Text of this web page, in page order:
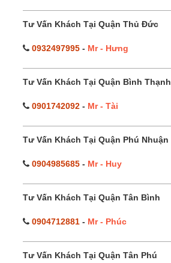
Tư Vấn Khách Tại Quận Thủ Đức
0932497995 - Mr - Hưng
Tư Vấn Khách Tại Quận Bình Thạnh
0901742092 - Mr - Tài
Tư Vấn Khách Tại Quận Phú Nhuận
0904985685 - Mr - Huy
Tư Vấn Khách Tại Quận Tân Bình
0904712881 - Mr - Phúc
Tư Vấn Khách Tại Quận Tân Phú